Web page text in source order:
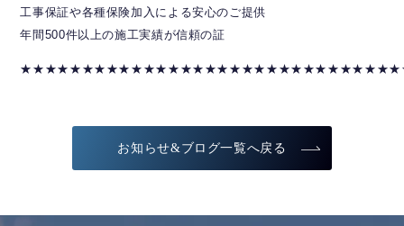
工事保証や各種保険加入による安心のご提供
年間500件以上の施工実績が信頼の証
お知らせ&ブログ一覧へ戻る